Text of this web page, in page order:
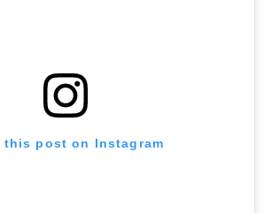
this post on Instagram